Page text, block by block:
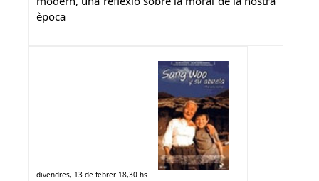
època
divendres, 13 de febrer 18,30 hs